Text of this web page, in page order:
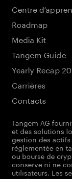
Centre
Roadmap
Media Kit
Tangem Guide
Yearly Recap
Carrières
Contacts
Tangem AG
et des solutions
gestion des actifs
réglementée en
ou bourse de
conserve ni ne
utilisateurs. Les